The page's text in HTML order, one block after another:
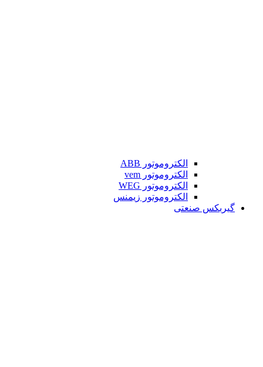
الکتروموتور ABB
الکتروموتور vem
الکتروموتور WEG
الکتروموتور زیمنس
گیربکس صنعتی